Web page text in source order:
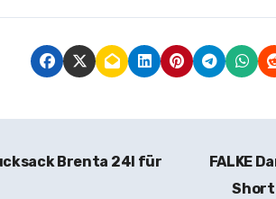
Brenta 24l für
FALKE
Short